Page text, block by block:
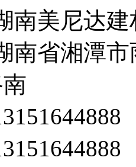
南美尼达
南省湘潭